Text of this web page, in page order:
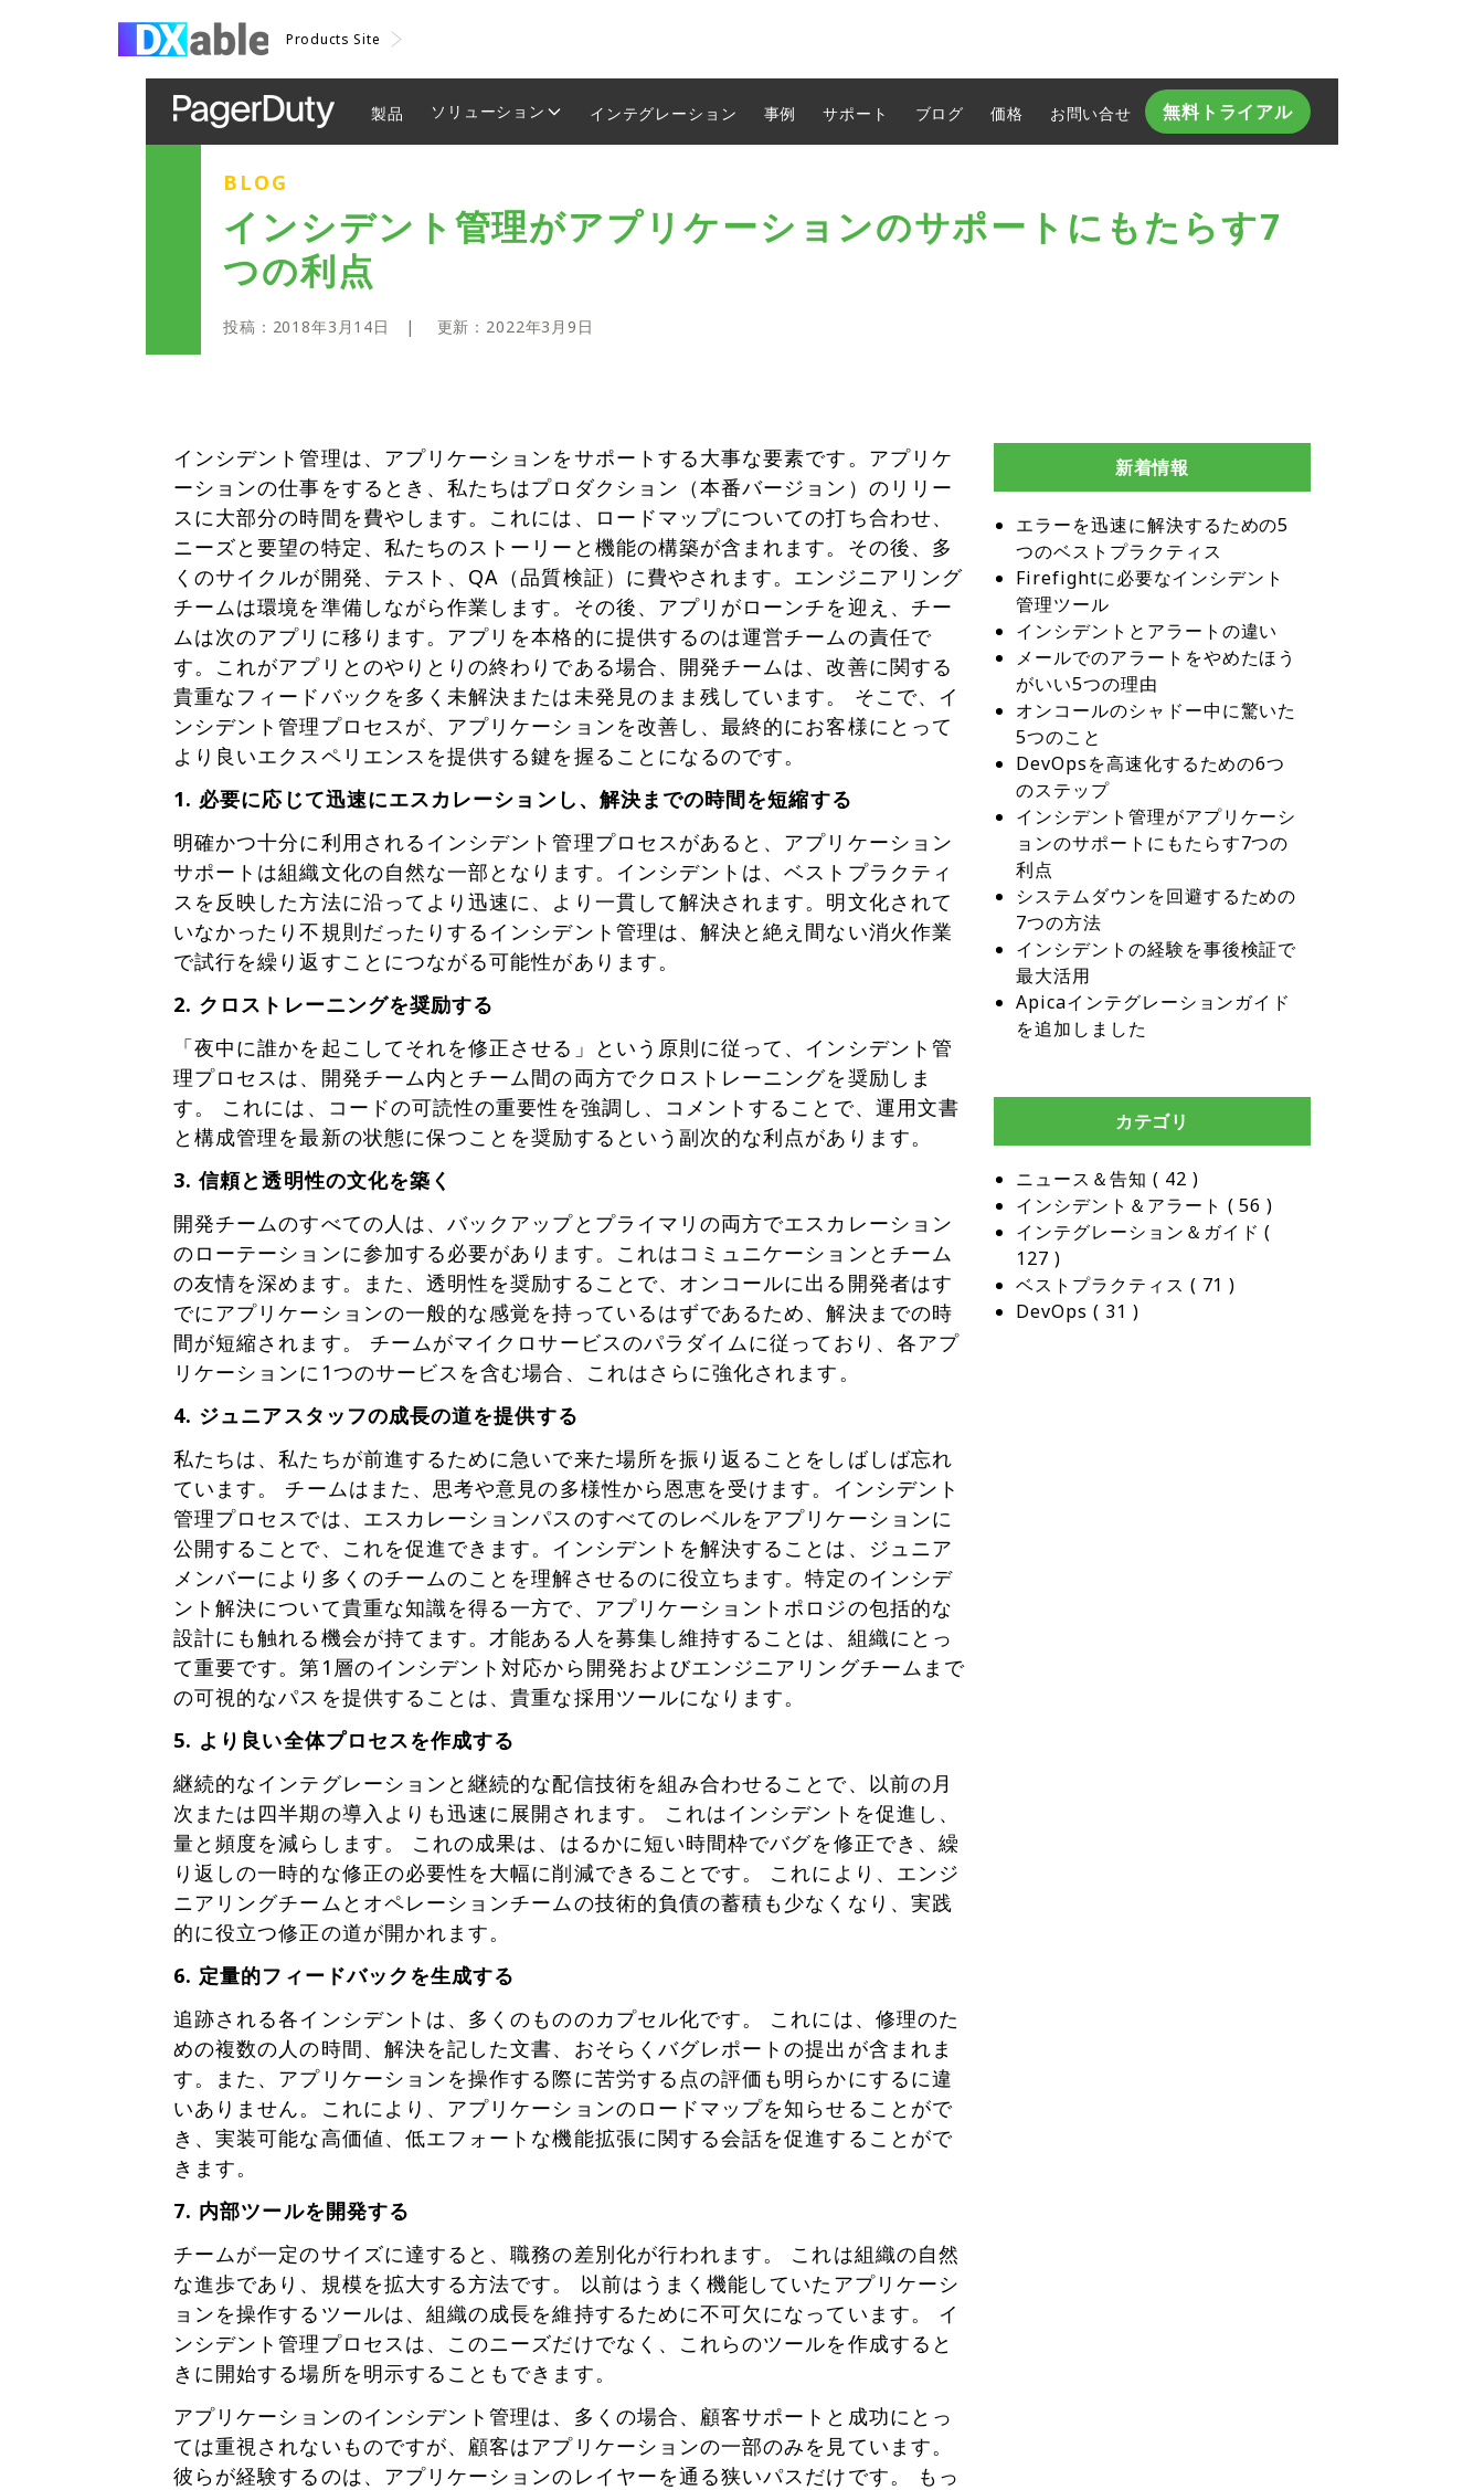
Products Site
製品 ソリューション インテグレーション 事例 サポート ブログ 価格 お問い合せ​ 無料トライアル
BLOG
インシデント管理がアプリケーションのサポートにもたらす7
つの利点
投稿： 2018年3月14日 | 更新： 2022年3月9日
インシデント管理は、アプリケーションをサポートする大事な要素です。アプリケ
ーションの仕事をするとき、私たちはプロダクション（本番バージョン）のリリー
スに大部分の時間を費やします。これには、ロードマップについての打ち合わせ、
ニーズと要望の特定、私たちのストーリーと機能の構築が含まれます。その後、多
くのサイクルが開発、テスト、QA（品質検証）に費やされます。エンジニアリング
チームは環境を準備しながら作業します。その後、アプリがローンチを迎え、チー
ムは次のアプリに移ります。アプリを本格的に提供するのは運営チームの責任で
す。これがアプリとのやりとりの終わりである場合、開発チームは、改善に関する
貴重なフィードバックを多く未解決または未発見のまま残しています。 そこで、イ
ンシデント管理プロセスが、アプリケーションを改善し、最終的にお客様にとって
より良いエクスペリエンスを提供する鍵を握ることになるのです。
1. 必要に応じて迅速にエスカレーションし、解決までの時間を短縮する
明確かつ十分に利用されるインシデント管理プロセスがあると、アプリケーション
サポートは組織文化の自然な一部となります。インシデントは、ベストプラクティ
スを反映した方法に沿ってより迅速に、より一貫して解決されます。明文化されて
いなかったり不規則だったりするインシデント管理は、解決と絶え間ない消火作業
で試行を繰り返すことにつながる可能性があります。
2. クロストレーニングを奨励する
「夜中に誰かを起こしてそれを修正させる」という原則に従って、インシデント管
理プロセスは、開発チーム内とチーム間の両方でクロストレーニングを奨励しま
す。 これには、コードの可読性の重要性を強調し、コメントすることで、運用文書
と構成管理を最新の状態に保つことを奨励するという副次的な利点があります。
3. 信頼と透明性の文化を築く
開発チームのすべての人は、バックアップとプライマリの両方でエスカレーション
のローテーションに参加する必要があります。これはコミュニケーションとチーム
の友情を深めます。また、透明性を奨励することで、オンコールに出る開発者はす
でにアプリケーションの一般的な感覚を持っているはずであるため、解決までの時
間が短縮されます。 チームがマイクロサービスのパラダイムに従っており、各アプ
リケーションに1つのサービスを含む場合、これはさらに強化されます。
4. ジュニアスタッフの成長の道を提供する
私たちは、私たちが前進するために急いで来た場所を振り返ることをしばしば忘れ
ています。 チームはまた、思考や意見の多様性から恩恵を受けます。インシデント
管理プロセスでは、エスカレーションパスのすべてのレベルをアプリケーションに
公開することで、これを促進できます。インシデントを解決することは、ジュニア
メンバーにより多くのチームのことを理解させるのに役立ちます。特定のインシデ
ント解決について貴重な知識を得る一方で、アプリケーショントポロジの包括的な
設計にも触れる機会が持てます。才能ある人を募集し維持することは、組織にとっ
て重要です。第1層のインシデント対応から開発およびエンジニアリングチームまで
の可視的なパスを提供することは、貴重な採用ツールになります。
5. より良い全体プロセスを作成する
継続的なインテグレーションと継続的な配信技術を組み合わせることで、以前の月
次または四半期の導入よりも迅速に展開されます。 これはインシデントを促進し、
量と頻度を減らします。 これの成果は、はるかに短い時間枠でバグを修正でき、繰
り返しの一時的な修正の必要性を大幅に削減できることです。 これにより、エンジ
ニアリングチームとオペレーションチームの技術的負債の蓄積も少なくなり、実践
的に役立つ修正の道が開かれます。
6. 定量的フィードバックを生成する
追跡される各インシデントは、多くのもののカプセル化です。 これには、修理のた
めの複数の人の時間、解決を記した文書、おそらくバグレポートの提出が含まれま
す。また、アプリケーションを操作する際に苦労する点の評価も明らかにするに違
いありません。これにより、アプリケーションのロードマップを知らせることがで
き、実装可能な高価値、低エフォートな機能拡張に関する会話を促進することがで
きます。
7. 内部ツールを開発する
チームが一定のサイズに達すると、職務の差別化が行われます。 これは組織の自然
な進歩であり、規模を拡大する方法です。 以前はうまく機能していたアプリケーシ
ョンを操作するツールは、組織の成長を維持するために不可欠になっています。 イ
ンシデント管理プロセスは、このニーズだけでなく、これらのツールを作成すると
きに開始する場所を明示することもできます。
アプリケーションのインシデント管理は、多くの場合、顧客サポートと成功にとっ
ては重視されないものですが、顧客はアプリケーションの一部のみを見ています。
彼らが経験するのは、アプリケーションのレイヤーを通る狭いパスだけです。 もっ
新着情報
エラーを迅速に解決するための5
つのベストプラクティス
Firefightに必要なインシデント
管理ツール
インシデントとアラートの違い
メールでのアラートをやめたほう
がいい5つの理由
オンコールのシャドー中に驚いた
5つのこと
DevOpsを高速化するための6つ
のステップ
インシデント管理がアプリケーシ
ョンのサポートにもたらす7つの
利点
システムダウンを回避するための
7つの方法
インシデントの経験を事後検証で
最大活用
Apicaインテグレーションガイド
を追加しました
カテゴリ
ニュース＆告知 ( 42 )
インシデント＆アラート ( 56 )
インテグレーション＆ガイド
127 )
ベストプラクティス ( 71 )
DevOps ( 31 )